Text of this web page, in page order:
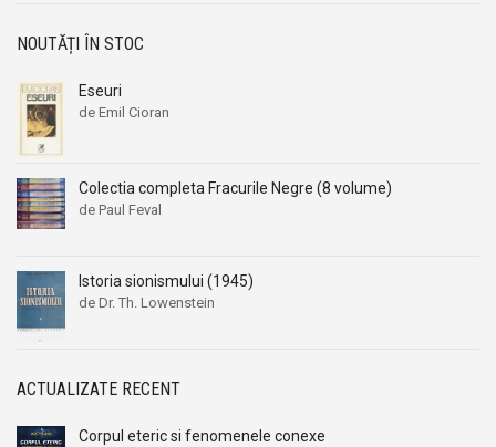
NOUTĂȚI ÎN STOC
Eseuri
de Emil Cioran
Colectia completa Fracurile Negre (8 volume)
de Paul Feval
Istoria sionismului (1945)
de Dr. Th. Lowenstein
ACTUALIZATE RECENT
Corpul eteric si fenomenele conexe